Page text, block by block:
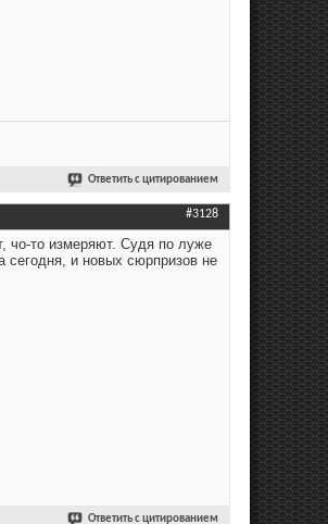
Ответить с цитированием
#3128
чо-то измеряют. Судя по луже
сегодня, и новых сюрпризов не
Ответить с цитированием